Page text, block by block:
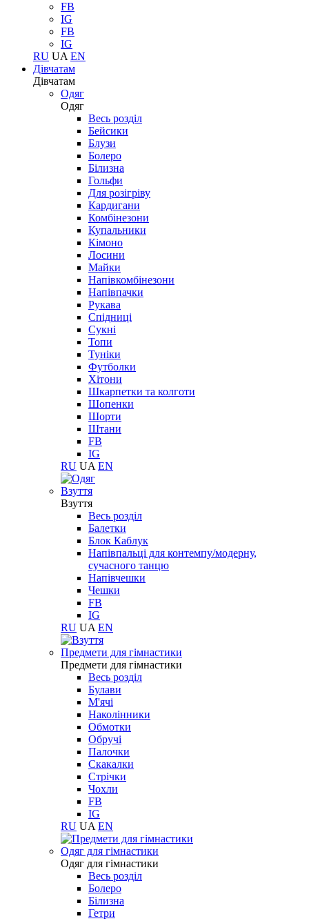
FB
IG
FB
IG
RU UA EN
Дівчатам
Дівчатам
Одяг
Одяг
Весь розділ
Бейсики
Блузи
Болеро
Білизна
Гольфи
Для розігріву
Кардигани
Комбінезони
Купальники
Кімоно
Лосини
Майки
Напівкомбінезони
Напівпачки
Рукава
Спідниці
Сукні
Топи
Туніки
Футболки
Хітони
Шкарпетки та колготи
Шопенки
Шорти
Штани
FB
IG
RU UA EN
Взуття
Взуття
Весь розділ
Балетки
Блок Каблук
Напівпальці для контемпу/модерну,
сучасного танцю
Напівчешки
Чешки
FB
IG
RU UA EN
Предмети для гімнастики
Предмети для гімнастики
Весь розділ
Булави
М'ячі
Наколінники
Обмотки
Обручі
Палочки
Скакалки
Стрічки
Чохли
FB
IG
RU UA EN
Одяг для гімнастики
Одяг для гімнастики
Весь розділ
Болеро
Білизна
Гетри